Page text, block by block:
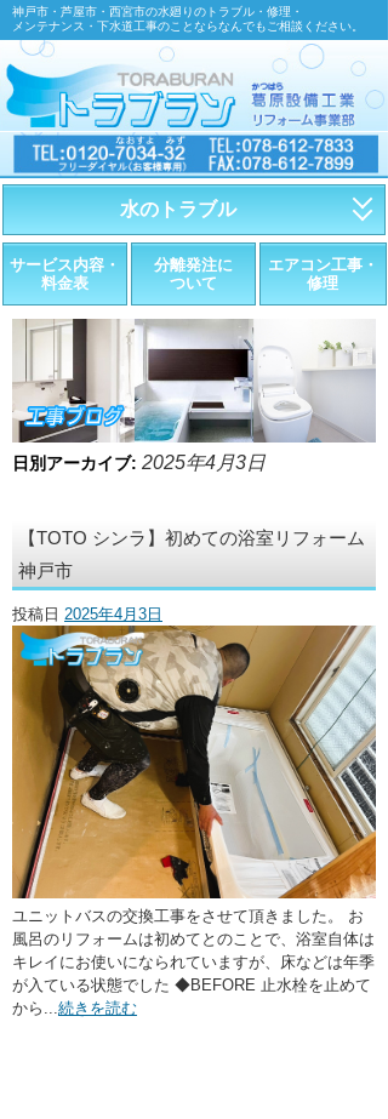
神戸市・芦屋市・西宮市の水廻りのトラブル・修理・
メンテナンス・下水道工事のことならなんでもご相談ください。
水のトラブル
・トイレが詰まったら
・トイレが漏れたら
・水道管が漏れたら
・排水が詰まったら
・悪臭調査
・ここに水栓がほしい
サービス内容・
料金表
分離発注に
ついて
エアコン工事・
修理
日別アーカイブ: 2025年4月3日
【TOTO シンラ】初めての浴室リフォーム
神戸市
投稿日 2025年4月3日
ユニットバスの交換工事をさせて頂きました。 お
風呂のリフォームは初めてとのことで、浴室自体は
キレイにお使いになられていますが、床などは年季
が入ている状態でした ◆BEFORE 止水栓を止めて
から... 続きを読む